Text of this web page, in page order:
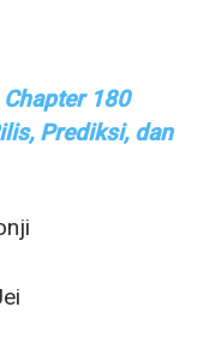
180
Prediksi, dan